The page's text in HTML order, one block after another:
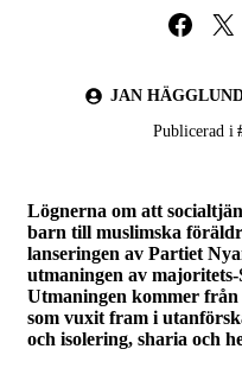
Dela påDela
JAN
Publicerad i
Lögnerna om att
barn till muslimska
lanseringen av Partiet
utmaningen av
Utmaningen kommer
som vuxit fram i
och isolering, sharia och